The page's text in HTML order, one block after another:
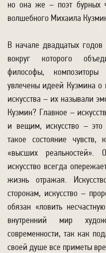
но она же – поэт бурных
волшебного Михаила
В начале двадцатых годов
вокруг которого
философы,
увлечены идеей Кузмина о
искусства – их называли
Кузмин? Главное –
и вещим, искусство – это
такое состояние чувств,
«высших реальностей».
искусство всегда
жизнь отражая.
сторонам, искусство –
обязан «ловить
внутренний мир
современности, так как
своей душе все приметы